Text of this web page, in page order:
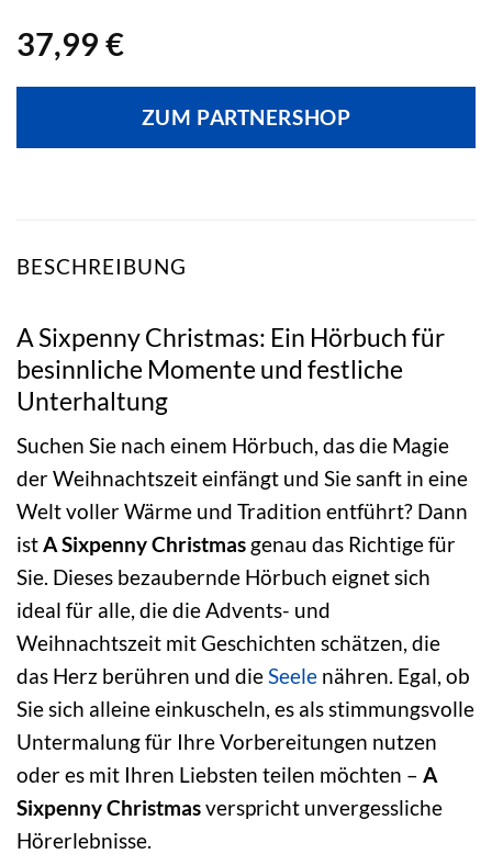
37,99 €
ZUM PARTNERSHOP
BESCHREIBUNG
A Sixpenny Christmas: Ein Hörbuch für
besinnliche Momente und festliche
Unterhaltung
Suchen Sie nach einem Hörbuch, das die Magie
der Weihnachtszeit einfängt und Sie sanft in eine
Welt voller Wärme und Tradition entführt? Dann
istA Sixpenny Christmas genau das Richtige für
Sie. Dieses bezaubernde Hörbuch eignet sich
ideal für alle, die die Advents- und
Weihnachtszeit mit Geschichten schätzen, die
das Herz berühren und dieSeele nähren. Egal, ob
Sie sich alleine einkuscheln, es als stimmungsvolle
Untermalung für Ihre Vorbereitungen nutzen
oder es mit Ihren Liebsten teilen möchten – A
Sixpenny Christmasverspricht unvergessliche
Hörerlebnisse.